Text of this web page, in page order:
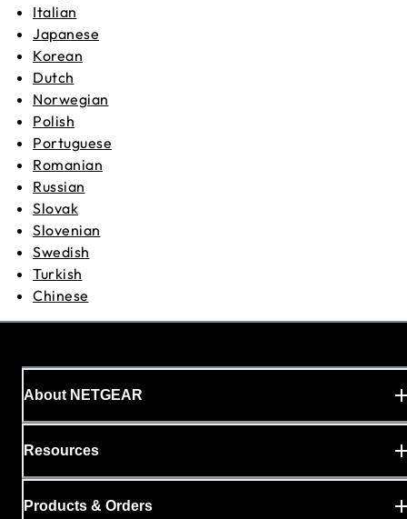
Italian
Japanese
Korean
Dutch
Norwegian
Polish
Portuguese
Romanian
Russian
Slovak
Slovenian
Swedish
Turkish
Chinese
About NETGEAR
Resources
Products & Orders